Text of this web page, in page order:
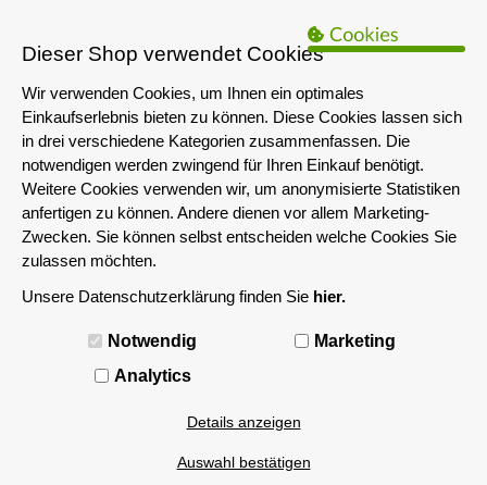
Das servershop-bayern.de Angebot richtet sich nur an
Unternehmen i.S.d. § 14 BGB sowie die öffentliche Hand. Ein Verkauf
an Privatpersonen ist nicht möglich.
MENÜ
Dieser Shop verwendet Cookies
Wir verwenden Cookies, um Ihnen ein optimales
Einkaufserlebnis bieten zu können. Diese Cookies lassen sich
in drei verschiedene Kategorien zusammenfassen. Die
notwendigen werden zwingend für Ihren Einkauf benötigt.
Weitere Cookies verwenden wir, um anonymisierte Statistiken
anfertigen zu können. Andere dienen vor allem Marketing-
Zwecken. Sie können selbst entscheiden welche Cookies Sie
zulassen möchten.
Unsere Datenschutzerklärung finden Sie hier.
Notwendig
Marketing
Analytics
Details anzeigen
Auswahl bestätigen